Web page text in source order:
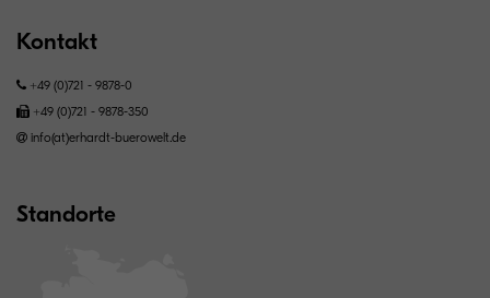
Kontakt
+49 (0)721 - 9878-0
+49 (0)721 - 9878-350
info(at)erhardt-buerowelt.de
Standorte